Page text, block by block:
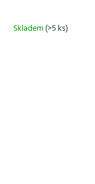
Skladem(>5 ks)